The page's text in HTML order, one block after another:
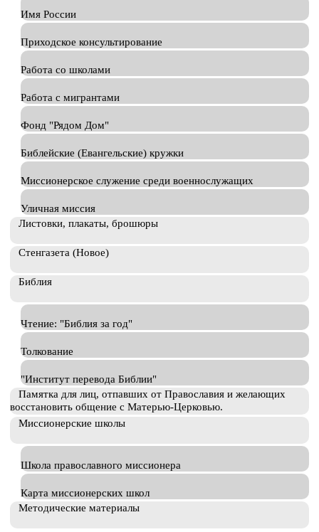
Имя России
Приходское консультирование
Работа со школами
Работа с мигрантами
Фонд "Рядом Дом"
Библейские (Евангельские) кружки
Миссионерское служение среди военнослужащих
Уличная миссия
Листовки, плакаты, брошюры
Стенгазета (Новое)
Библия
Чтение: "Библия за год"
Толкование
"Институт перевода Библии"
Памятка для лиц, отпавших от Православия и желающих
восстановить общение с Матерью-Церковью.
Миссионерские школы
Школа православного миссионера
Карта миссионерских школ
Методические материалы